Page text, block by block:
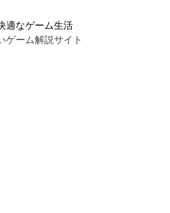
適なゲーム生活
ゲーム解説サイト